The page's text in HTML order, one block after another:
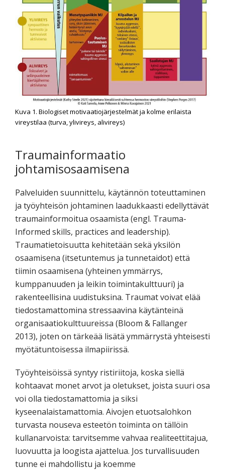
Kuva 1. Biologiset motivaatiojärjestelmät ja kolme erilaista
vireystilaa (turva, ylivireys, alivireys)
Traumainformaatio
johtamisosaamisena
Palveluiden suunnittelu, käytännön toteuttaminen
ja työyhteisön johtaminen laadukkaasti edellyttävät
traumainformoitua osaamista (engl. Trauma-
Informed skills, practices and leadership).
Traumatietoisuutta kehitetään sekä yksilön
osaamisena (itsetuntemus ja tunnetaidot) että
tiimin osaamisena (yhteinen ymmärrys,
kumppanuuden ja leikin toimintakulttuuri) ja
rakenteellisina uudistuksina. Traumat voivat elää
tiedostamattomina stressaavina käytänteinä
organisaatiokulttuureissa (Bloom & Fallanger
2013), joten on tärkeää lisätä ymmärrystä yhteisesti
myötätuntoisessa ilmapiirissä.
Työyhteisöissä syntyy ristiriitoja, koska siellä
kohtaavat monet arvot ja oletukset, joista suuri osa
voi olla tiedostamattomia ja siksi
kyseenalaistamattomia. Aivojen etuotsalohkon
turvasta nouseva esteetön toiminta on tällöin
kullanarvoista: tarvitsemme vahvaa realiteettitajua,
luovuutta ja loogista ajattelua. Jos turvallisuuden
tunne ei mahdollistu ja koemme